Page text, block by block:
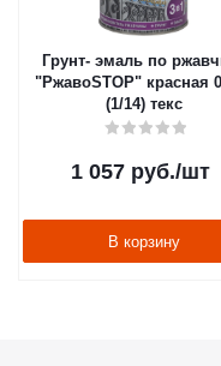
Грунт- эмаль по
"РжавоSTOP" красная 0,9 кг
(1/14) текс
1 057руб./шт
В корзину